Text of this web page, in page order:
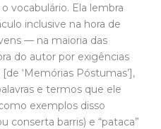
vocabulário. Ela lembra
inclusive na hora de
— na maioria das
do autor por exigências
‘Memórias Póstumas’],
e termos que ele
exemplos disso
conserta barris) e “pataca”